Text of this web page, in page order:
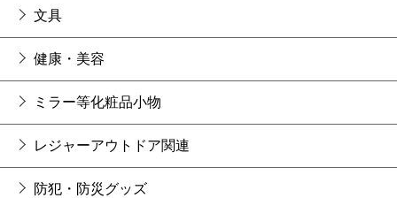
文具
健康・美容
ミラー等化粧品小物
レジャーアウトドア関連
防犯・防災グッズ